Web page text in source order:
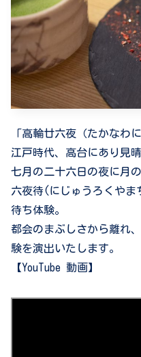
「高輪廿六夜（たかなわ
江戸時代、高台にあり見
七月の二十六日の夜に月
六夜待(にじゅうろくやま
待ち体験。
都会のまぶしさから離れ
験を演出いたします。
【YouTube 動画】